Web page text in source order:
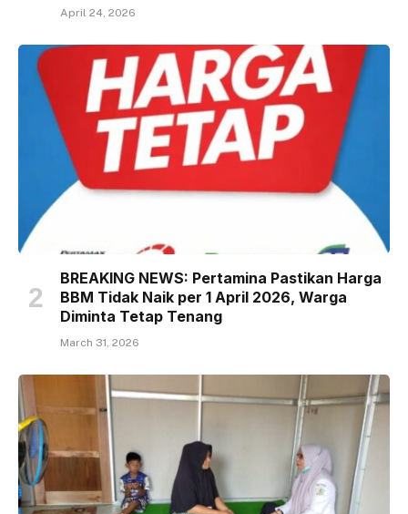
April 24, 2026
BREAKING NEWS: Pertamina Pastikan Harga
BBM Tidak Naik per 1 April 2026, Warga
Diminta Tetap Tenang
March 31, 2026